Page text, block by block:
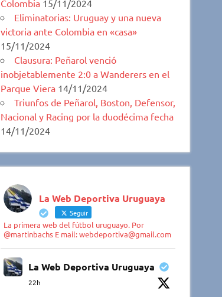
Colombia 15/11/2024
Eliminatorias: Uruguay y una nueva
victoria ante Colombia en «casa»
15/11/2024
Clausura: Peñarol venció
inobjetablemente 2:0 a Wanderers en el
Parque Viera 14/11/2024
Triunfos de Peñarol, Boston, Defensor,
Nacional y Racing por la duodécima fecha
14/11/2024
La Web Deportiva Uruguaya
Seguir
La primera web del fútbol uruguayo. Por
@martinbachs E mail: webdeportiva@gmail.com
La Web Deportiva Uruguaya
22h